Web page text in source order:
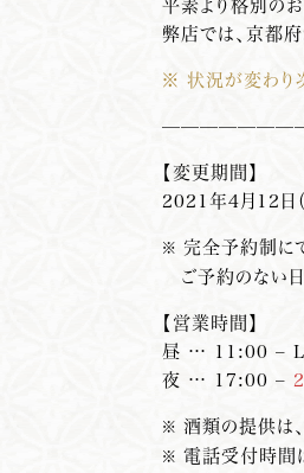
平素より格別のお
弊店では、京都
※ 状況が変わり
【変更期間】
2021年4月12日
※ 完全予約制に
ご予約のない日
【営業時間】
昼 … 11:00 –
夜 … 17:00 –
※ 酒類の提供は
※ 電話受付時間